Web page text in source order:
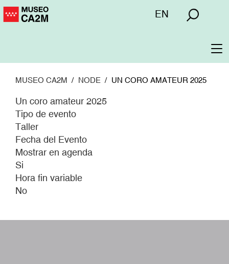
Pasar
Menú
EN
MUSEO CA2M NODE UN CORO AMATEUR 2025
Un coro amateur 2025
Tipo de evento
Taller
Fecha del Evento
Mostrar en agenda
Si
Hora fin variable
No